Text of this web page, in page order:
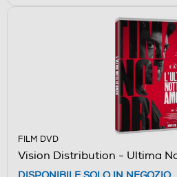
FILM DVD
Vision Distribution - Ultima